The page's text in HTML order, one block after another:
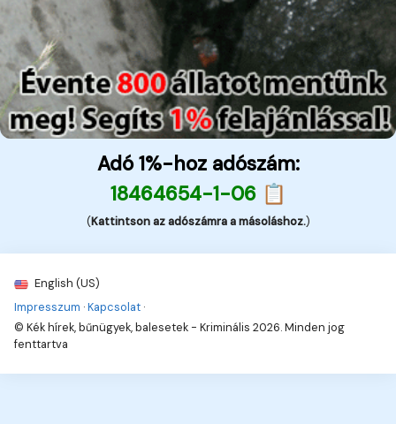
Adó 1%-hoz adószám:
18464654-1-06 📋
(Kattintson az adószámra a másoláshoz.)
English (US)
Impresszum ·Kapcsolat ·
© Kék hírek, bűnügyek, balesetek - Kriminális 2026. Minden jog
fenttartva